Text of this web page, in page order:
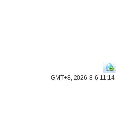
GMT+8, 2026-8-6 11:14